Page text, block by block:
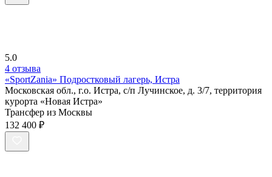
5.0
4 отзыва
«SportZania» Подростковый лагерь, Истра
Московская обл., г.о. Истра, с/п Лучинское, д. 3/7, территория
курорта «Новая Истра»
Трансфер из Москвы
132 400 ₽